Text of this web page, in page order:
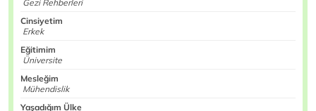
Gezi Rehberleri
Cinsiyetim
Erkek
Eğitimim
Üniversite
Mesleğim
Mühendislik
Yaşadığım Ülke